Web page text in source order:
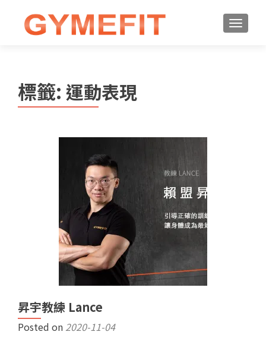
標籤: 運動表現
昇宇教練 Lance
Posted on 2020-11-04